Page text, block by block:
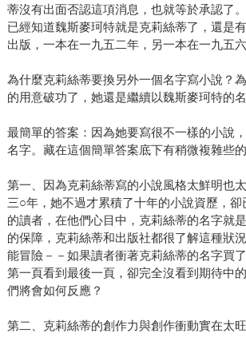
蒂沒有出面否認這項消息，也就等於承認了
已經知道魏斯麥珂特就是克莉絲蒂了，還是
出版，一本在一九五二年，另一本在一九五六
為什麼克莉絲蒂要換另外一個名字寫小說？
的用意破功了，她還是繼續以魏斯麥珂特的
最簡單的答案：因為她要寫很不一樣的小說
名字。藏在這個簡單答案底下有稍微複雜些的
第一、因為克莉絲蒂寫的小說風格太鮮明也
三○年，她不過才累積了十年的小說資歷，
的讀者，在他們心目中，克莉絲蒂的名字就
的保障，克莉絲蒂和出版社都很了解這種狀
能冒險－－如果讀者衝著克莉絲蒂的名字買
第一頁看到最後一頁，卻完全沒看到期待中
們將會如何反應？
第二、克莉絲蒂的創作力與創作衝動實在太